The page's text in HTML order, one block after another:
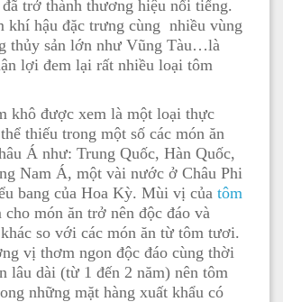
trở thành thương hiệu nổi tiếng.
khí hậu đặc trưng cùng nhiều vùng
thủy sản lớn như Vũng Tàu…là
lợi đem lại rất nhiều loại tôm
khô được xem là một loại thực
thiếu trong một số các món ăn
Á như: Trung Quốc, Hàn Quốc,
Nam Á, một vài nước ở Châu Phi
bang của Hoa Kỳ. Mùi vị của tôm
cho món ăn trở nên độc đáo và
so với các món ăn từ tôm tươi.
vị thơm ngon độc đáo cùng thời
lâu dài (từ 1 đến 2 năm) nên tôm
những mặt hàng xuất khẩu có